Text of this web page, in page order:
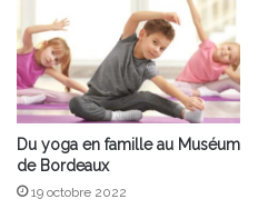
Du yoga en famille au Muséum
de Bordeaux
19 octobre 2022